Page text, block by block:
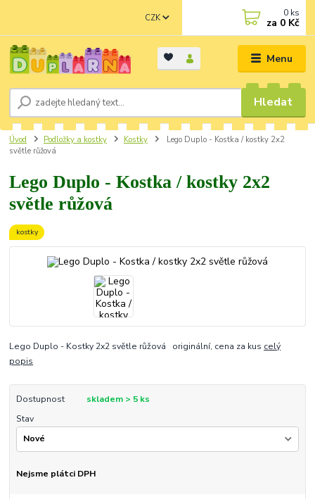
Menu
CZK
Hledat
0 ks
za 0 Kč
Úvod Podložky a kostky Kostky
Lego Duplo - Kostka / kostky 2x2
světle růžová
Lego Duplo - Kostka / kostky 2x2
světle růžová
kostky
Lego Duplo - Kostky 2x2 světle růžová originální, cena za kus celý
popis
Dostupnost
skladem > 5 ks
Stav
Nejsme plátci DPH